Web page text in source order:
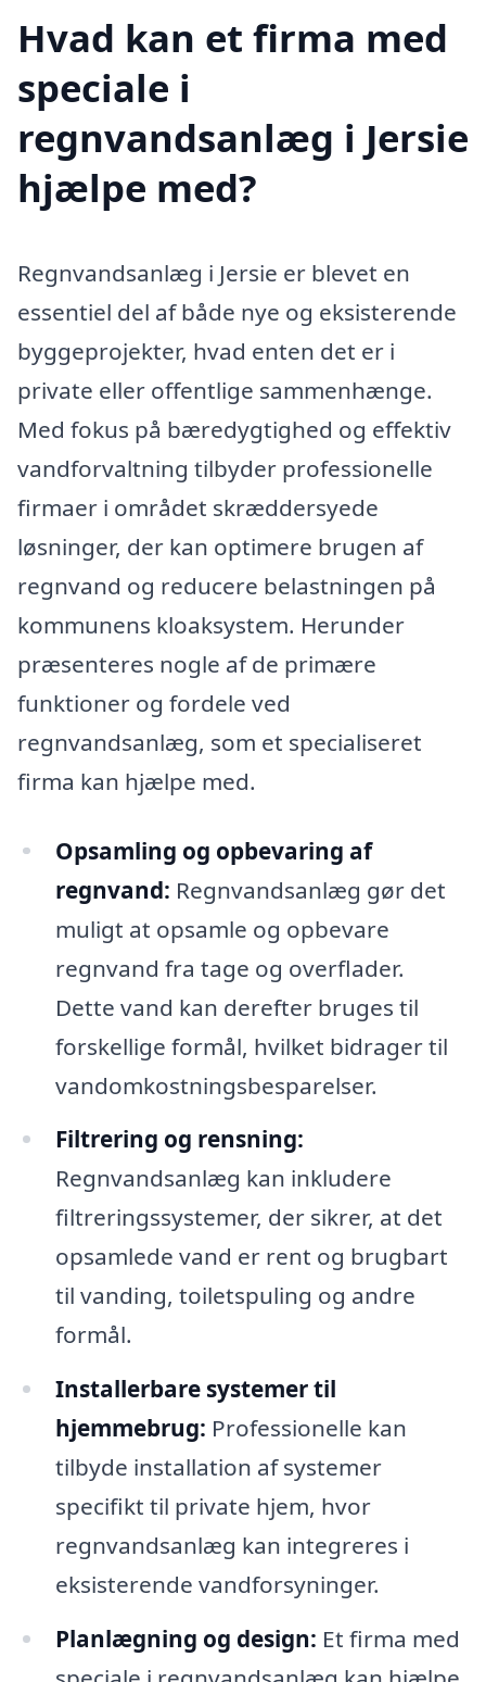
Hvad kan et firma med
speciale i
regnvandsanlæg i Jersie
hjælpe med?
Regnvandsanlæg i Jersie er blevet en
essentiel del af både nye og eksisterende
byggeprojekter, hvad enten det er i
private eller offentlige sammenhænge.
Med fokus på bæredygtighed og effektiv
vandforvaltning tilbyder professionelle
firmaer i området skræddersyede
løsninger, der kan optimere brugen af
regnvand og reducere belastningen på
kommunens kloaksystem. Herunder
præsenteres nogle af de primære
funktioner og fordele ved
regnvandsanlæg, som et specialiseret
firma kan hjælpe med.
Opsamling og opbevaring af
regnvand: Regnvandsanlæg gør det
muligt at opsamle og opbevare
regnvand fra tage og overflader.
Dette vand kan derefter bruges til
forskellige formål, hvilket bidrager til
vandomkostningsbesparelser.
Filtrering og rensning:
Regnvandsanlæg kan inkludere
filtreringssystemer, der sikrer, at det
opsamlede vand er rent og brugbart
til vanding, toiletspuling og andre
formål.
Installerbare systemer til
hjemmebrug: Professionelle kan
tilbyde installation af systemer
specifikt til private hjem, hvor
regnvandsanlæg kan integreres i
eksisterende vandforsyninger.
Planlægning og design: Et firma med